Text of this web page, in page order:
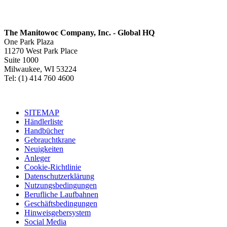
The Manitowoc Company, Inc. - Global HQ
One Park Plaza
11270 West Park Place
Suite 1000
Milwaukee, WI 53224
Tel: (1) 414 760 4600
SITEMAP
Händlerliste
Handbücher
Gebrauchtkrane
Neuigkeiten
Anleger
Cookie-Richtlinie
Datenschutzerklärung
Nutzungsbedingungen
Berufliche Laufbahnen
Geschäftsbedingungen
Hinweisgebersystem
Social Media